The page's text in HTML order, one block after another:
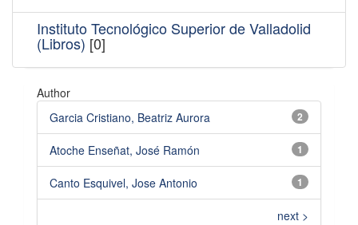
Instituto Tecnológico Superior de Valladolid
(Libros) [0]
Author
2
Garcia Cristiano, Beatriz Aurora
1
Atoche Enseñat, José Ramón
1
Canto Esquivel, Jose Antonio
next >